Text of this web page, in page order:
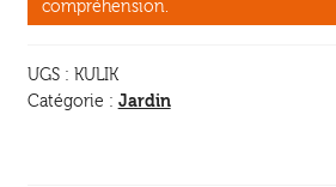
jardin-
compréhension.
UGS : KULIK
Catégorie : Jardin